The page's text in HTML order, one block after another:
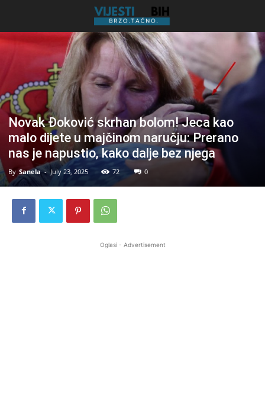
Novak Đoković skrhan bolom! Jeca kao
malo dijete u majčinom naručju: Prerano
nas je napustio, kako dalje bez njega
By Sanela - July 23, 2025 72 0
Oglasi - Advertisement